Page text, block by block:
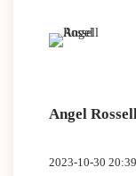
Angel Rossell
2023-10-30